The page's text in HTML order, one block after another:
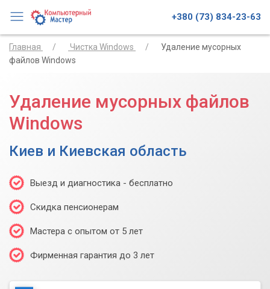
+380 (73) 834-23-63
Главная Чистка Windows
Удаление мусорных
файлов Windows
Удаление мусорных файлов
Windows
Киев и Киевская область
Выезд и диагностика - бесплатно
Скидка пенсионерам
Мастера с опытом от 5 лет
Фирменная гарантия до 3 лет